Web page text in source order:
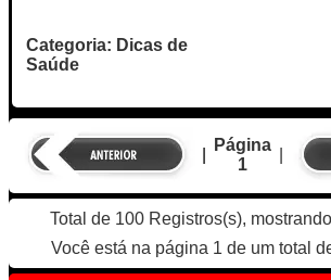
Categoria: Dicas de
Saúde
Página
1
Total de 100 Registros(s),
Você está na página 1 de um total